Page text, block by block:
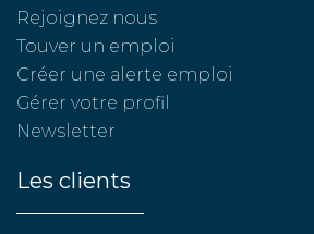
Rejoignez nous
Touver un emploi
Créer une alerte emploi
Gérer votre profil
Newsletter
Les clients